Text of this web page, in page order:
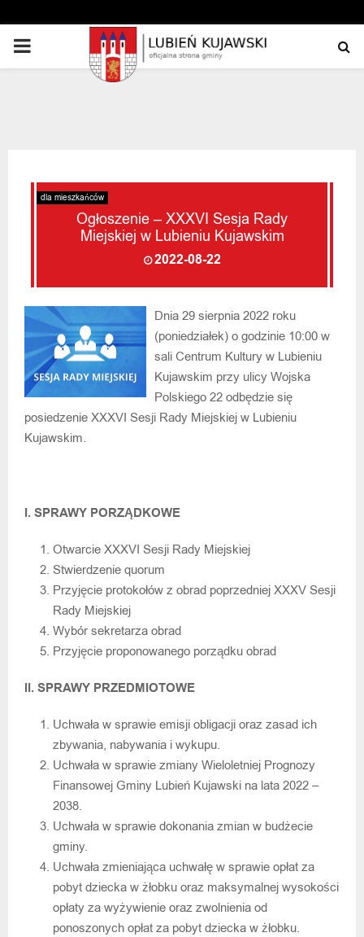
PRIMARY
dla mieszkańców
Ogłoszenie – XXXVI Sesja Rady
Miejskiej w Lubieniu Kujawskim
2022-08-22
Dnia 29 sierpnia 2022 roku
(poniedziałek) o godzinie 10:00 w
sali Centrum Kultury w Lubieniu
Kujawskim przy ulicy Wojska
Polskiego 22 odbędzie się
posiedzenie XXXVI Sesji Rady Miejskiej w Lubieniu
Kujawskim.
I. SPRAWY PORZĄDKOWE
Otwarcie XXXVI Sesji Rady Miejskiej
Stwierdzenie quorum
Przyjęcie protokołów z obrad poprzedniej XXXV Sesji
Rady Miejskiej
Wybór sekretarza obrad
Przyjęcie proponowanego porządku obrad
II. SPRAWY PRZEDMIOTOWE
Uchwała w sprawie emisji obligacji oraz zasad ich
zbywania, nabywania i wykupu.
Uchwała w sprawie zmiany Wieloletniej Prognozy
Finansowej Gminy Lubień Kujawski na lata 2022 –
2038.
Uchwała w sprawie dokonania zmian w budżecie
gminy.
Uchwała zmieniająca uchwałę w sprawie opłat za
pobyt dziecka w żłobku oraz maksymalnej wysokości
opłaty za wyżywienie oraz zwolnienia od
ponoszonych opłat za pobyt dziecka w żłobku.